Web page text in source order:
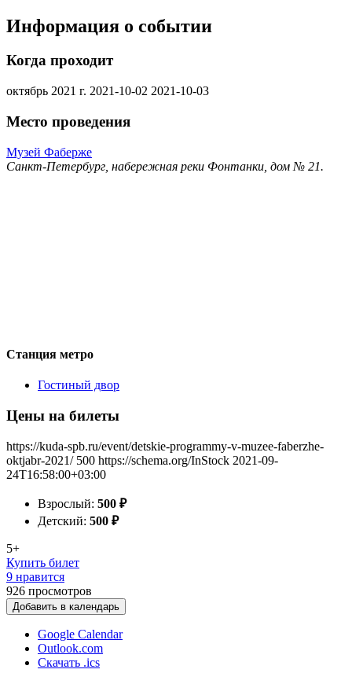
Информация о событии
Когда проходит
октябрь 2021 г. 2021-10-02 2021-10-03
Место проведения
Музей Фаберже
Санкт-Петербург, набережная реки Фонтанки, дом № 21.
Станция метро
Гостиный двор
Цены на билеты
https://kuda-spb.ru/event/detskie-programmy-v-muzee-faberzhe-
oktjabr-2021/ 500 https://schema.org/InStock 2021-09-
24T16:58:00+03:00
Взрослый: 500 ₽
Детский: 500 ₽
5+
Купить билет
9 нравится
926 просмотров
Добавить в календарь
Google Calendar
Outlook.com
Скачать .ics